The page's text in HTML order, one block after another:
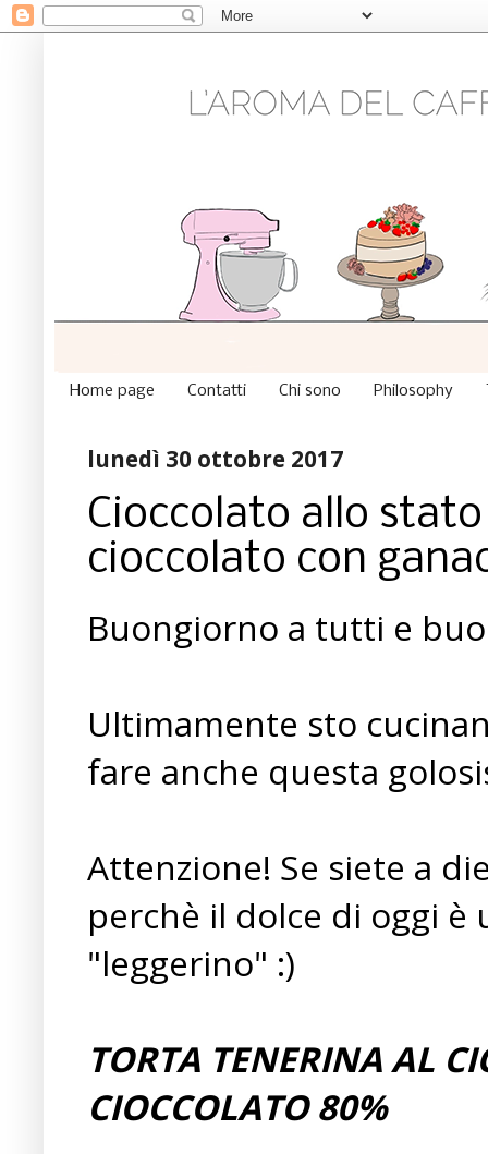
Home page Contatti Chi sono Philosophy
lunedì 30 ottobre 2017
Cioccolato allo
cioccolato con
Buongiorno a tutti e
Ultimamente sto
fare anche questa
Attenzione! Se siete a
perchè il dolce di oggi
"leggerino" :)
TORTA TENERINA AL
CIOCCOLATO 80%